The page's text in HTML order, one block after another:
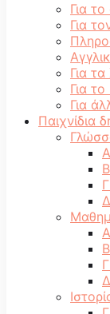
Για
Για
Για
Για
Για
Παιχνίδια